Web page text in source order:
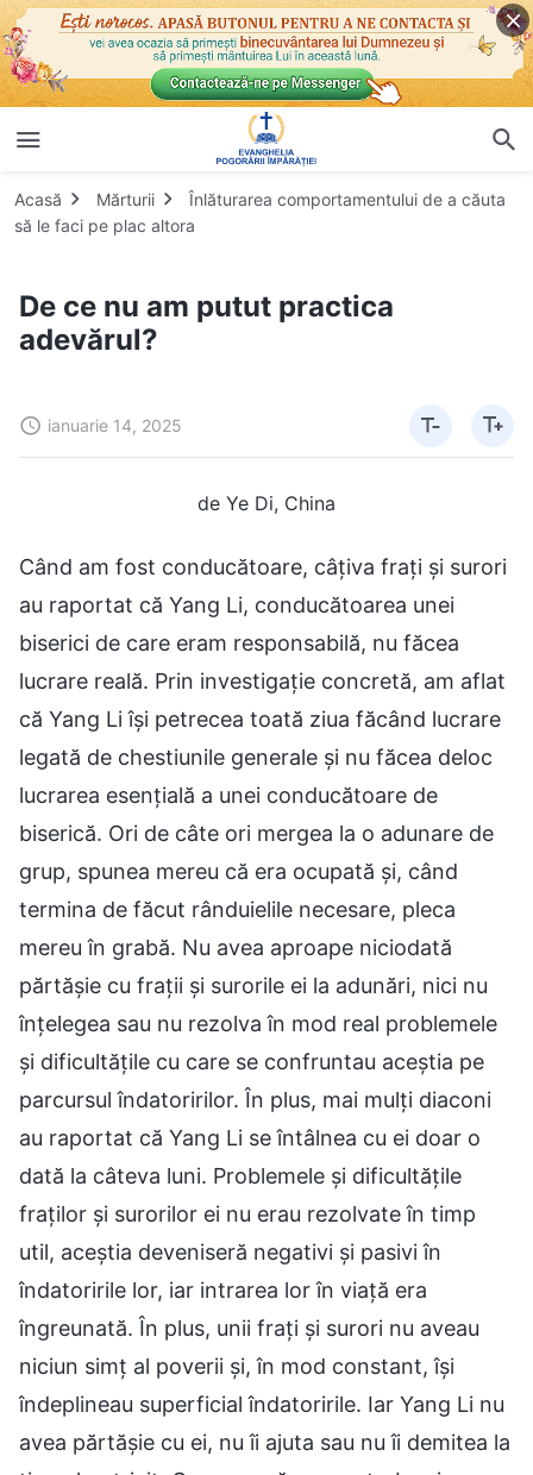
Acasă Mărturii
Înlăturarea comportamentului de a căuta
să le faci pe plac altora
De ce nu am putut practica
adevărul?
ianuarie 14, 2025
de Ye Di, China
Când am fost conducătoare, câțiva frați și surori
au raportat că Yang Li, conducătoarea unei
biserici de care eram responsabilă, nu făcea
lucrare reală. Prin investigație concretă, am aflat
că Yang Li își petrecea toată ziua făcând lucrare
legată de chestiunile generale și nu făcea deloc
lucrarea esențială a unei conducătoare de
biserică. Ori de câte ori mergea la o adunare de
grup, spunea mereu că era ocupată și, când
termina de făcut rânduielile necesare, pleca
mereu în grabă. Nu avea aproape niciodată
părtășie cu frații și surorile ei la adunări, nici nu
înțelegea sau nu rezolva în mod real problemele
și dificultățile cu care se confruntau aceștia pe
parcursul îndatoririlor. În plus, mai mulți diaconi
au raportat că Yang Li se întâlnea cu ei doar o
dată la câteva luni. Problemele și dificultățile
fraților și surorilor ei nu erau rezolvate în timp
util, aceștia deveniseră negativi și pasivi în
îndatoririle lor, iar intrarea lor în viață era
îngreunată. În plus, unii frați și surori nu aveau
niciun simț al poverii și, în mod constant, își
îndeplineau superficial îndatoririle. Iar Yang Li nu
avea părtășie cu ei, nu îi ajuta sau nu îi demitea la